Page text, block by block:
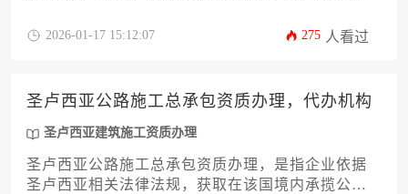
证明、技术能力审核、人员资格认证及环境保护承
万美元之间。
2026-01-17 15:12:07 275 人看过
圣卢西亚公路施工总承包资质办理，代办机构
圣卢西亚建筑施工资质办理
圣卢西亚公路施工总承包资质办理，是指企业依据
圣卢西亚相关法律法规，获取在该国境内承揽公路